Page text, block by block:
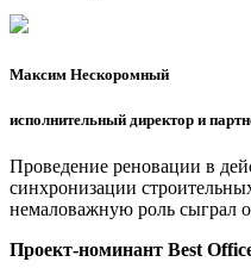
Максим Нескоромный
исполнительный директор и
Проведение реновации в
синхронизации
немаловажную роль сыграл
Проект-номинант Best